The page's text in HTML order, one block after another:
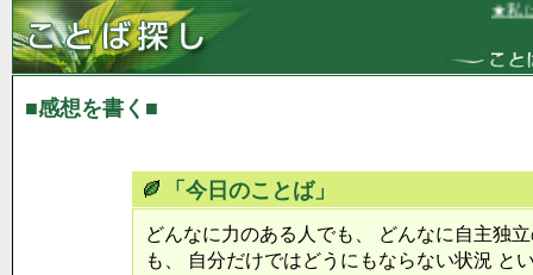
★私は
■感想を書く■
「今日のことば」
どんなに力のある人でも、 どんなに自主独
も、 自分だけではどうにもならない状況 と